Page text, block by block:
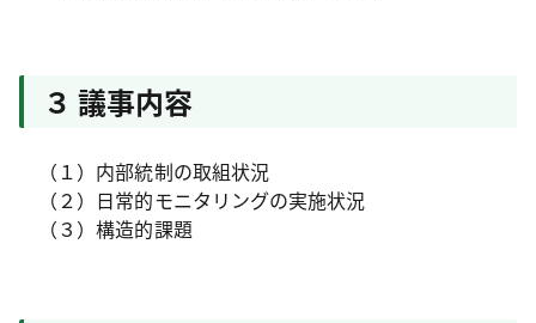
３ 議事内容
（１）内部統制の取組状況
（２）日常的モニタリングの実施状況
（３）構造的課題